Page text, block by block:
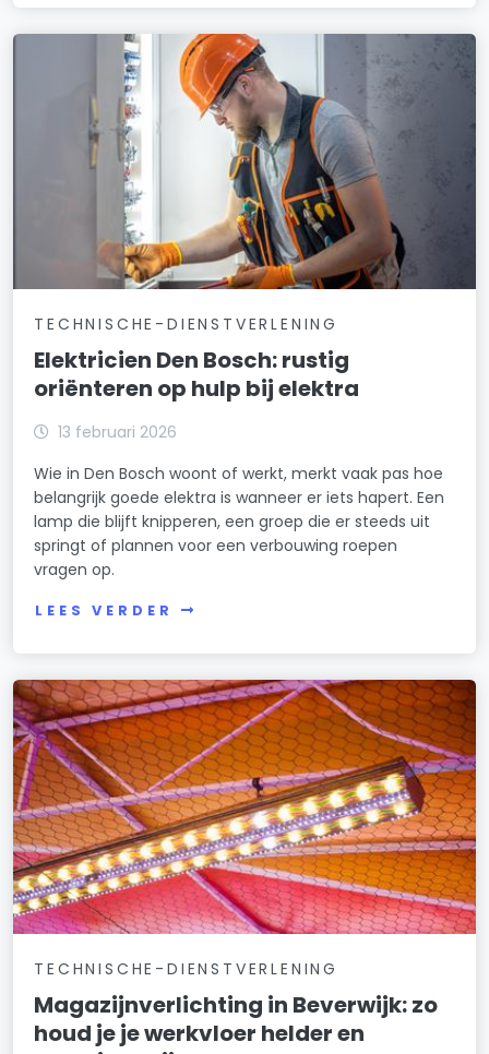
TECHNISCHE-DIENSTVERLENING
Elektricien Den Bosch: rustig
oriënteren op hulp bij elektra
13 februari 2026
Wie in Den Bosch woont of werkt, merkt vaak pas hoe
belangrijk goede elektra is wanneer er iets hapert. Een
lamp die blijft knipperen, een groep die er steeds uit
springt of plannen voor een verbouwing roepen
vragen op.
LEES VERDER
TECHNISCHE-DIENSTVERLENING
Magazijnverlichting in Beverwijk: zo
houd je je werkvloer helder en